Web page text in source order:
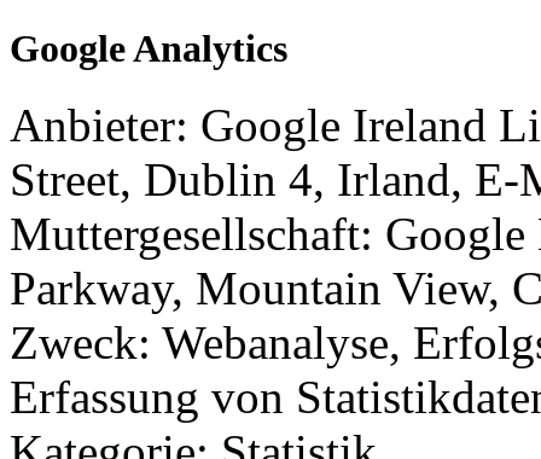
Google Analytics
Anbieter: Google Ireland
Street, Dublin 4, Irland, E-
Muttergesellschaft:
Parkway, Mountain View,
Zweck: Webanalyse,
Erfassung von